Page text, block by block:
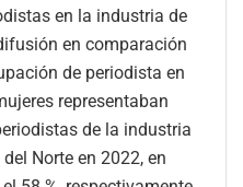
en la industria de
en comparación
de periodista en
representaban
de la industria
Norte en 2022, en